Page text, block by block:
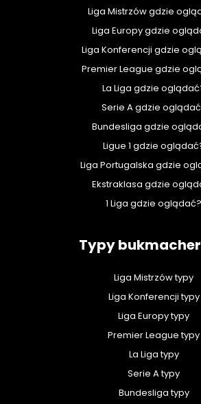
Liga Mistrzów gdzie
Liga Europy gdzie
Liga Konferencji gdzie
Premier League gdzie
La Liga gdzie
Serie A gdzie
Bundesliga gdzie
Ligue 1 gdzie
Liga Portugalska gdzie
Ekstraklasa gdzie
1 Liga gdzie oglądać?
Typy
Liga Mistrzów typy
Liga Konferencji typy
Liga Europy typy
Premier League typy
La Liga typy
Serie A typy
Bundesliga typy